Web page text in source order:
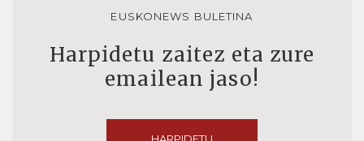
EUSKONEWS BULETINA
Harpidetu zaitez eta zure
emailean jaso!